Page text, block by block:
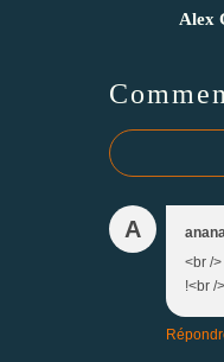
Alex
A
<br /
!<br /